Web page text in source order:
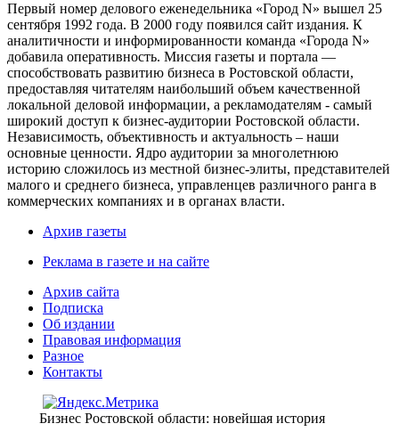
Первый номер делового еженедельника «Город N» вышел 25
сентября 1992 года. В 2000 году появился сайт издания. К
аналитичности и информированности команда «Города N»
добавила оперативность. Миссия газеты и портала —
способствовать развитию бизнеса в Ростовской области,
предоставляя читателям наибольший объем качественной
локальной деловой информации, а рекламодателям - самый
широкий доступ к бизнес-аудитории Ростовской области.
Независимость, объективность и актуальность – наши
основные ценности. Ядро аудитории за многолетнюю
историю сложилось из местной бизнес-элиты, представителей
малого и среднего бизнеса, управленцев различного ранга в
коммерческих компаниях и в органах власти.
Архив газеты
Реклама в газете и на сайте
Архив сайта
Подписка
Об издании
Правовая информация
Разное
Контакты
Бизнес Ростовской области: новейшая история